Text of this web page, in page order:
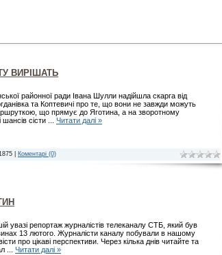
ВИРІШАТЬ
районної ради Івана Шулли надійшла скарга від
та Коптевичі про те, що вони не завжди можуть
що прямує до Яготина, а на зворотному
шансів сісти
Читати далі »
| Коментарі (0)
увазі репортаж журналістів телеканалу СТБ, який був
13 лютого. Журналісти каналу побували в нашому
про цікаві перспективи. Через кілька днів читайте та
Читати далі »